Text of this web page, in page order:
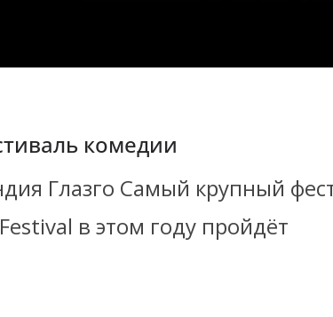
комедии
Глазго Самый крупный
в этом году пройдёт